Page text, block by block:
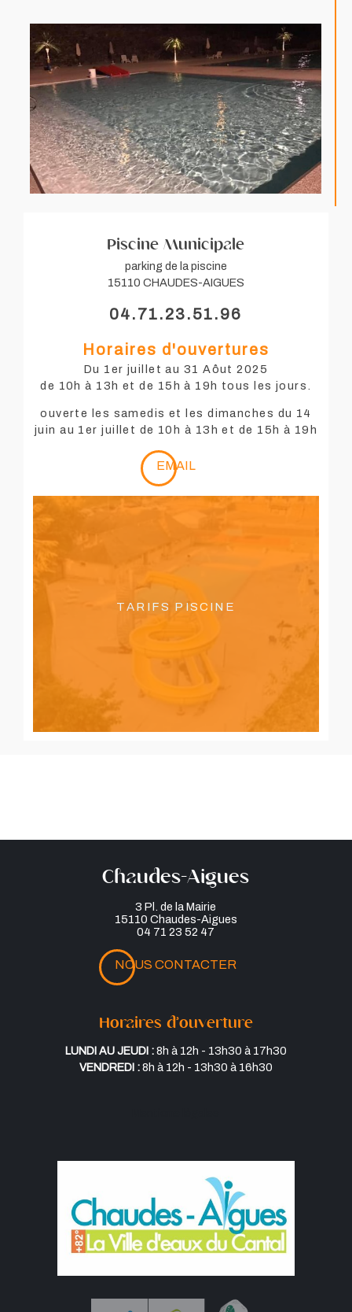
Piscine Municipale
parking de la piscine
15110 CHAUDES-AIGUES
04.71.23.51.96
Horaires d'ouvertures
Du 1er juillet au 31 Aôut 2025
de 10h à 13h et de 15h à 19h tous les jours.
ouverte les samedis et les dimanches du 14
juin au 1er juillet de 10h à 13h et de 15h à 19h
EMAIL
Tarifs piscine
Chaudes-Aigues
3 Pl. de la Mairie
15110 Chaudes-Aigues
04 71 23 52 47
NOUS CONTACTER
Horaires d’ouverture
Lundi au jeudi :8h à 12h - 13h30 à 17h30
Vendredi :8h à 12h - 13h30 à 16h30